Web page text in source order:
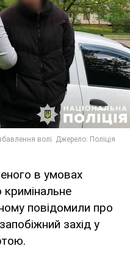
в умовах
кримінальне
повідомили про
захід у